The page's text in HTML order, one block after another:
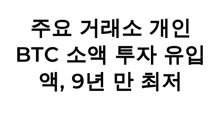
주요 거래소 개인
BTC 소액 투자 유입
액, 9년 만 최저